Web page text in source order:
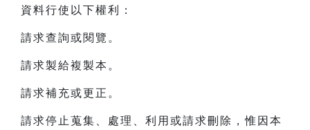
資料行使以下權利：
請求查詢或閱覽。
請求製給複製本。
請求補充或更正。
請求停止蒐集、處理、利用或請求刪除，惟因本